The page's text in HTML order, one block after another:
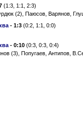
(1:3, 1:1, 2:3)
(2), Паюсов, Варянов,
- 1:3 (0:2, 1:1, 0:0)
- 0:10 (0:3, 0:3, 0:4)
(3), Попугаев, Антипов,